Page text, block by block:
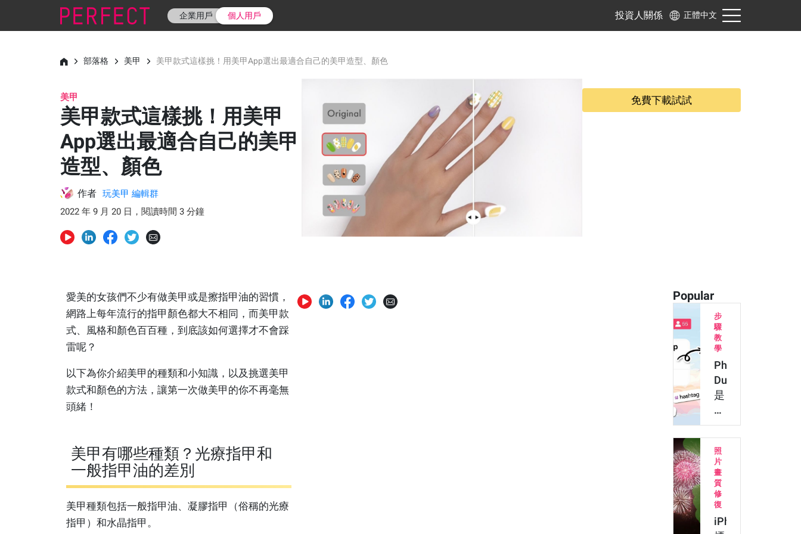
企業用戶 個人用戶 投資人關係 正體中文
部落格 美甲 美甲款式這樣挑！用美甲App選出最適合自己的美甲造型、顏色
美甲
美甲款式這樣挑！用美甲
App選出最適合自己的美甲
造型、顏色
作者 玩美甲 編輯群
2022 年 9 月 20 日，閱讀時間 3 分鐘
免費下載試試
愛美的女孩們不少有做美甲或是擦指甲油的習慣，
網路上每年流行的指甲顏色都大不相同，而美甲款
式、風格和顏色百百種，到底該如何選擇才不會踩
雷呢？
以下為你介紹美甲的種類和小知識，以及挑選美甲
款式和顏色的方法，讓第一次做美甲的你不再毫無
頭緒！
美甲有哪些種類？光療指甲和
一般指甲油的差別
美甲種類包括一般指甲油、凝膠指甲（俗稱的光療
指甲）和水晶指甲。
Popular
步
驟
教
學
Photo
Dump
是
什
麼？
教
你
做
7
月
July
Dump！
照
片
畫
質
修
復
iPhone